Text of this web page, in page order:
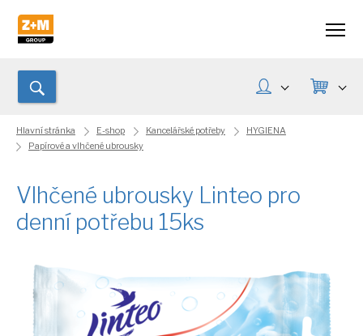
Hlavní stránka E-shop Kancelářské potřeby
HYGIENA
Papírové a vlhčené ubrousky
Vlhčené ubrousky Linteo pro
denní potřebu 15ks